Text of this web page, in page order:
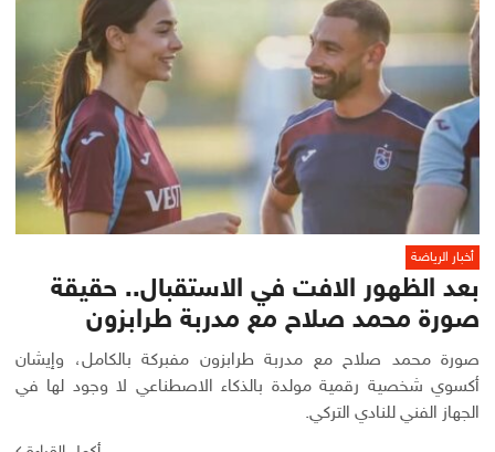
أخبار الرياضة
بعد الظهور الافت في الاستقبال.. حقيقة
صورة محمد صلاح مع مدربة طرابزون
صورة محمد صلاح مع مدربة طرابزون مفبركة بالكامل، وإيشان
أكسوي شخصية رقمية مولدة بالذكاء الاصطناعي لا وجود لها في
الجهاز الفني للنادي التركي.